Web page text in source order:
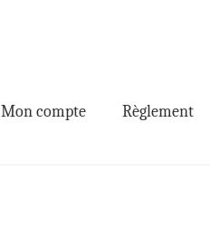
Mon compte Règlement